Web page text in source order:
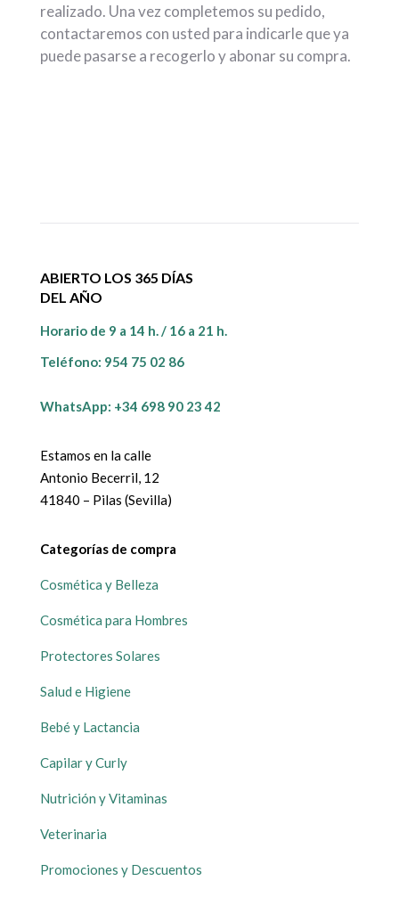
realizado. Una vez completemos su pedido,
contactaremos con usted para indicarle que ya
puede pasarse a recogerlo y abonar su compra.
ABIERTO LOS 365 DÍAS
DEL AÑO
Horario de 9 a 14 h. / 16 a 21 h.
Teléfono: 954 75 02 86
WhatsApp: +34 698 90 23 42
Estamos en la calle
Antonio Becerril, 12
41840 – Pilas (Sevilla)
Categorías de compra
Cosmética y Belleza
Cosmética para Hombres
Protectores Solares
Salud e Higiene
Bebé y Lactancia
Capilar y Curly
Nutrición y Vitaminas
Veterinaria
Promociones y Descuentos